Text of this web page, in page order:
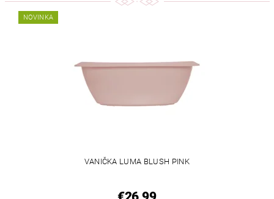
NOVINKA
VANIČKA LUMA BLUSH PINK